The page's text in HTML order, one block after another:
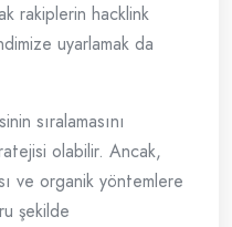
rakiplerin hacklink
uyarlamak da
sıralamasını
olabilir. Ancak,
ve organik yöntemlere
şekilde